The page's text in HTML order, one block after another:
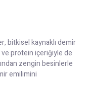
bitkisel kaynaklı demir
ve protein içeriğiyle de
zengin besinlerle
emilimini